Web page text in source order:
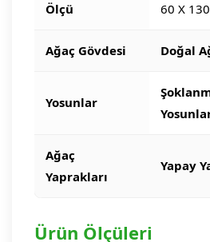
Ölçü 60 X
Ağaç Gövdesi Doğal
Yosunlar
Ağaç
Yaprakları
Yapay
Ürün Ölçüleri